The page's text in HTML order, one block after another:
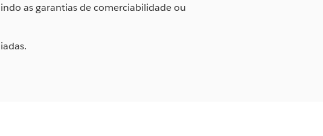
as garantias de comerciabilidade ou